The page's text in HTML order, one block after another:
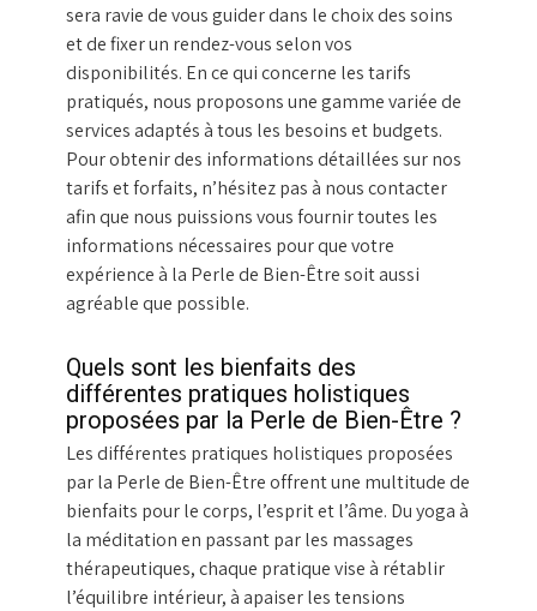
sera ravie de vous guider dans le choix des soins
et de fixer un rendez-vous selon vos
disponibilités. En ce qui concerne les tarifs
pratiqués, nous proposons une gamme variée de
services adaptés à tous les besoins et budgets.
Pour obtenir des informations détaillées sur nos
tarifs et forfaits, n’hésitez pas à nous contacter
afin que nous puissions vous fournir toutes les
informations nécessaires pour que votre
expérience à la Perle de Bien-Être soit aussi
agréable que possible.
Quels sont les bienfaits des
différentes pratiques holistiques
proposées par la Perle de Bien-Être ?
Les différentes pratiques holistiques proposées
par la Perle de Bien-Être offrent une multitude de
bienfaits pour le corps, l’esprit et l’âme. Du yoga à
la méditation en passant par les massages
thérapeutiques, chaque pratique vise à rétablir
l’équilibre intérieur, à apaiser les tensions